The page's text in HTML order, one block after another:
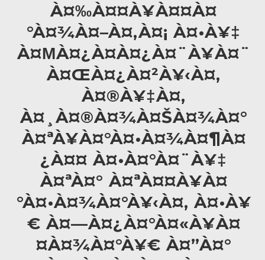
À¤‰À¤¤À¥À¤¤À¤
°À¤¾À¤–À¤‚À¤¡ À¤•À¥‡
À¤ΜÀ¤¿À¤­À¤¿À¤¨À¥À¤¨
À¤ŒÀ¤¿À¤²À¥‹À¤‚
À¤®À¥‡À¤‚
À¤¸À¤®À¤¾À¤ŠÀ¤¾À¤°
À¤ªÀ¥À¤°À¤•À¤¾À¤¶À¤
¿À¤¤ À¤•À¤°À¤¨À¥‡
À¤ªÀ¤° À¤ªÀ¤¤À¥À¤
°À¤•À¤¾À¤°À¥‹À¤‚ À¤•À¥
€ À¤—À¤¿À¤°À¤«À¥À¤
¤À¤¾À¤°À¥€ À¤”À¤°